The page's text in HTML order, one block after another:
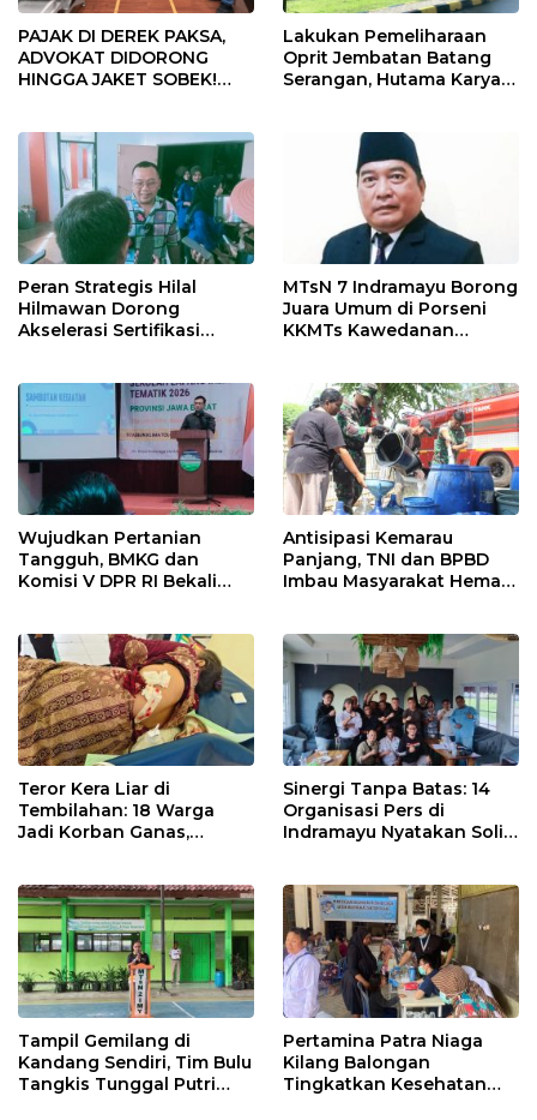
PAJAK DI DEREK PAKSA,
ADVOKAT DIDORONG
HINGGA JAKET SOBEK!
Pekanbaru!
Lakukan Pemeliharaan
Oprit Jembatan Batang
Serangan, Hutama Karya
Peran Strategis Hilal
Hilmawan Dorong
Akselerasi Sertifikasi
Indramayu
MTsN 7 Indramayu Borong
Juara Umum di Porseni
KKMTs Kawedanan
Wujudkan Pertanian
Tangguh, BMKG dan
Komisi V DPR RI Bekali
Antisipasi Kemarau
Panjang, TNI dan BPBD
Imbau Masyarakat Hemat
Teror Kera Liar di
Tembilahan: 18 Warga
Jadi Korban Ganas,
Sinergi Tanpa Batas: 14
Organisasi Pers di
Indramayu Nyatakan Solid
Tampil Gemilang di
Kandang Sendiri, Tim Bulu
Tangkis Tunggal Putri
Pertamina Patra Niaga
Kilang Balongan
Tingkatkan Kesehatan